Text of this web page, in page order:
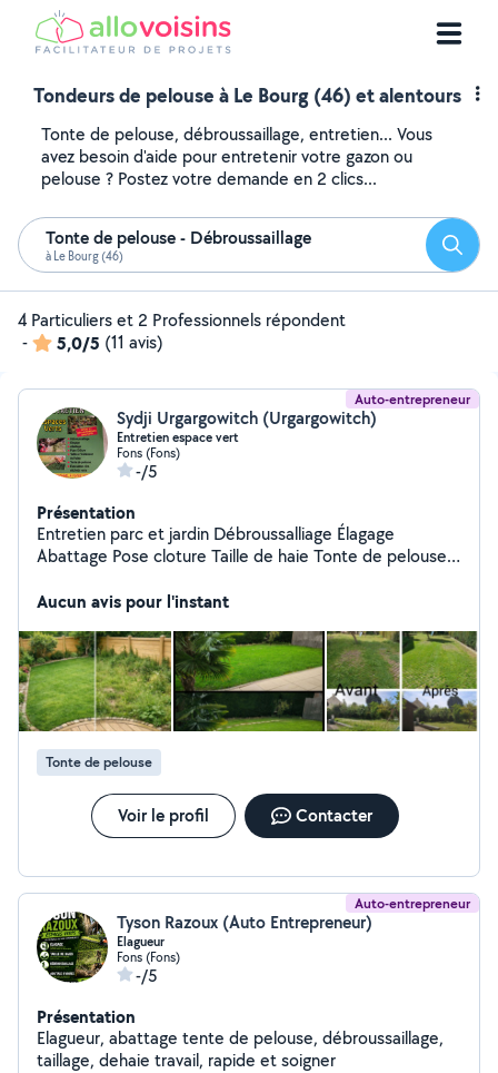
Tondeurs de pelouse à Le Bourg (46) et alentours
Tonte de pelouse, débroussaillage, entretien... Vous
avez besoin d'aide pour entretenir votre gazon ou
pelouse ? Postez votre demande en 2 clics...
Tonte de pelouse - Débroussaillage
à Le Bourg (46)
4 Particuliers et 2 Professionnels répondent
-
5,0/5 (11 avis)
Auto-entrepreneur
Sydji Urgargowitch (Urgargowitch)
Entretien espace vert
Fons (Fons)
-/5
Présentation
Entretien parc et jardin Débroussalliage Élagage
Abattage Pose cloture Taille de haie Tonte de pelouse
SERVICE
Aucun avis pour l'instant
Tonte de pelouse
Voir le profil Contacter
Auto-entrepreneur
Tyson Razoux (Auto Entrepreneur)
Elagueur
Fons (Fons)
-/5
Présentation
Elagueur, abattage tente de pelouse, débroussaillage,
taillage, dehaie travail, rapide et soigner